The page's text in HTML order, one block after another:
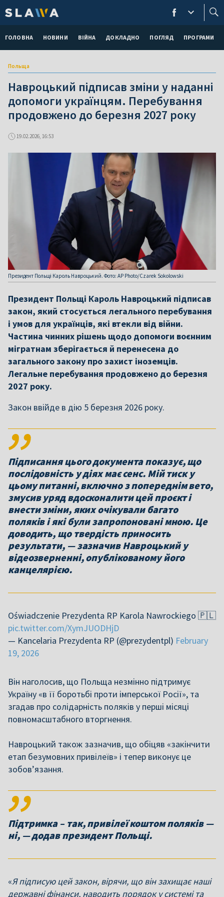
ГОЛОВНА НОВИНИ ВІЙНА ДОКЛАДНО ПОГЛЯД ПРОГРАМИ
Польща
Навроцький підписав зміни у наданні
допомоги українцям. Перебування
продовжено до березня 2027 року
19.02.2026, 16:53
Президент Польщі Кароль Навроцький. Фото: AP Photo/Czarek Sokolowski
Президент Польщі Кароль Навроцький підписав
закон, який стосується легального перебування
і умов для українців, які втекли від війни.
Частина чинних рішень щодо допомоги воєнним
мігратнам зберігається й перенесена до
загального закону про захист іноземців.
Легальне перебування продовжено до березня
2027 року.
Закон ввійде в дію 5 березня 2026 року.
Підписання цього документа показує, що
послідовність у діях має сенс. Мій тиск у
цьому питанні, включно з попереднім вето,
змусив уряд вдосконалити цей проєкт і
внести зміни, яких очікували багато
поляків і які були запропоновані мною. Це
доводить, що твердість приносить
результати, — зазначив Навроцький у
відеозверненні, опублікованому його
канцелярією.
Oświadczenie Prezydenta RP Karola Nawrockiego 🇵🇱
pic.twitter.com/XymJUODHjD
— Kancelaria Prezydenta RP (@prezydentpl) February
19, 2026
Він наголосив, що Польща незмінно підтримує
Україну «в її боротьбі проти імперської Росії», та
згадав про солідарність поляків у перші місяці
повномасштабного вторгнення.
Навроцький також зазначив, що обіцяв «закінчити
етап безумовних привілеїв» і тепер виконує це
зобов’язання.
Підтримка – так, привілеї коштом поляків —
ні, — додав президент Польщі.
«Я підписую цей закон, вірячи, що він захищає наші
державні фінанси, наводить порядок у системі та